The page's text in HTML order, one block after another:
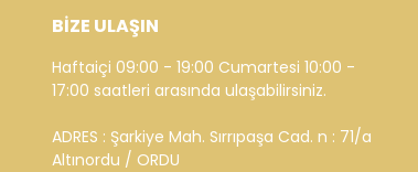
BİZE ULAŞIN
Haftaiçi 09:00 - 19:00 Cumartesi 10:00 -
17:00 saatleri arasında ulaşabilirsiniz.
ADRES : Şarkiye Mah. Sırrıpaşa Cad. n : 71/a
Altınordu / ORDU